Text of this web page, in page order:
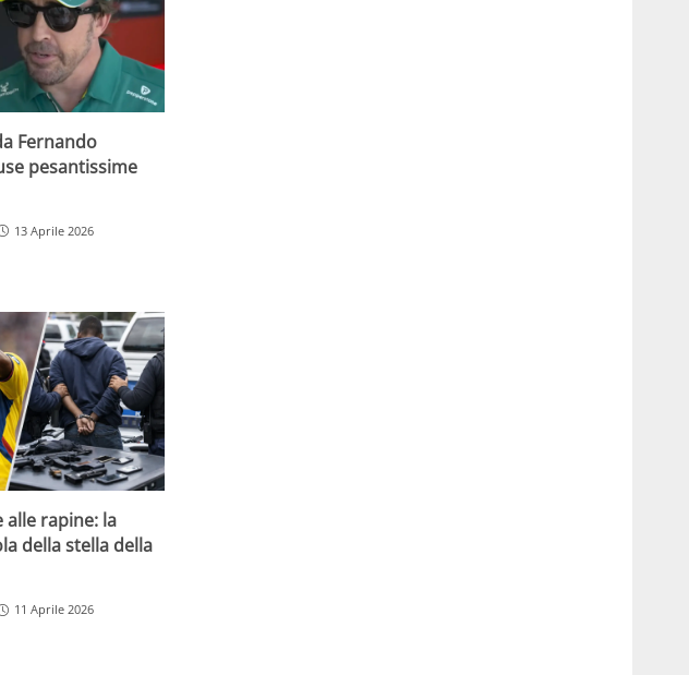
Fernando
pesantissime
13 Aprile 2026
alle rapine: la
della stella della
11 Aprile 2026